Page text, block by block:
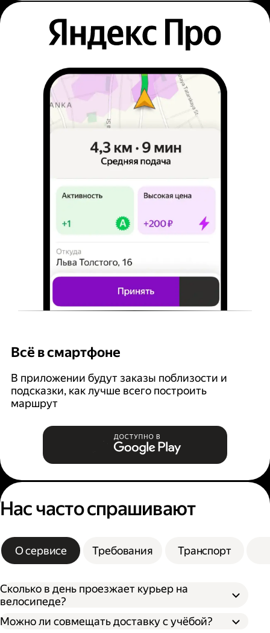
Всё в смартфоне
В приложении будут заказы поблизости и
подсказки, как лучше всего построить
маршрут
Нас часто спрашивают
О сервисе Требования Транспорт
Сколько в день проезжает курьер на
велосипеде?
Можно ли совмещать доставку с учёбой?